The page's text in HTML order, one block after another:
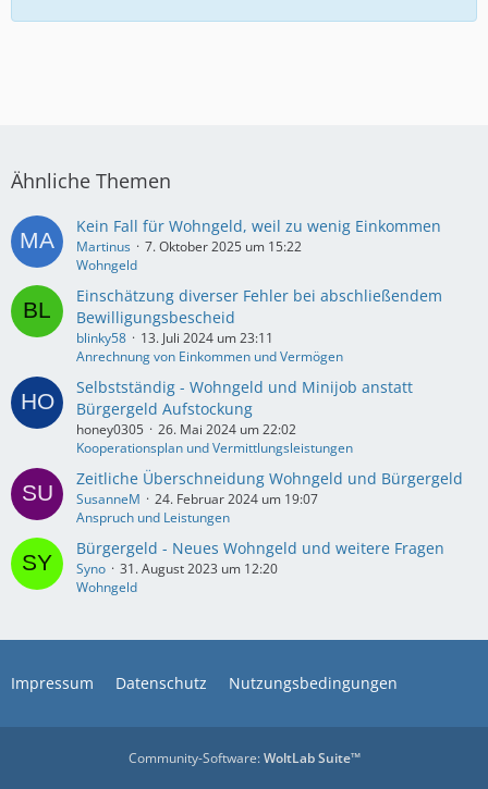
Ähnliche Themen
Kein Fall für Wohngeld, weil zu wenig Einkommen
Martinus
7. Oktober 2025 um 15:22
Wohngeld
Einschätzung diverser Fehler bei abschließendem
Bewilligungsbescheid
blinky58
13. Juli 2024 um 23:11
Anrechnung von Einkommen und Vermögen
Selbstständig - Wohngeld und Minijob anstatt
Bürgergeld Aufstockung
honey0305
26. Mai 2024 um 22:02
Kooperationsplan und Vermittlungsleistungen
Zeitliche Überschneidung Wohngeld und Bürgergeld
SusanneM
24. Februar 2024 um 19:07
Anspruch und Leistungen
Bürgergeld - Neues Wohngeld und weitere Fragen
Syno
31. August 2023 um 12:20
Wohngeld
Impressum Datenschutz Nutzungsbedingungen
Community-Software:WoltLab Suite™